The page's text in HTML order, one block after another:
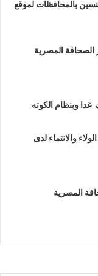
بالمحافظات لموقع
الصحافة المصرية
غدا وبنظام الكوته
والانتماء لدى
المصرية